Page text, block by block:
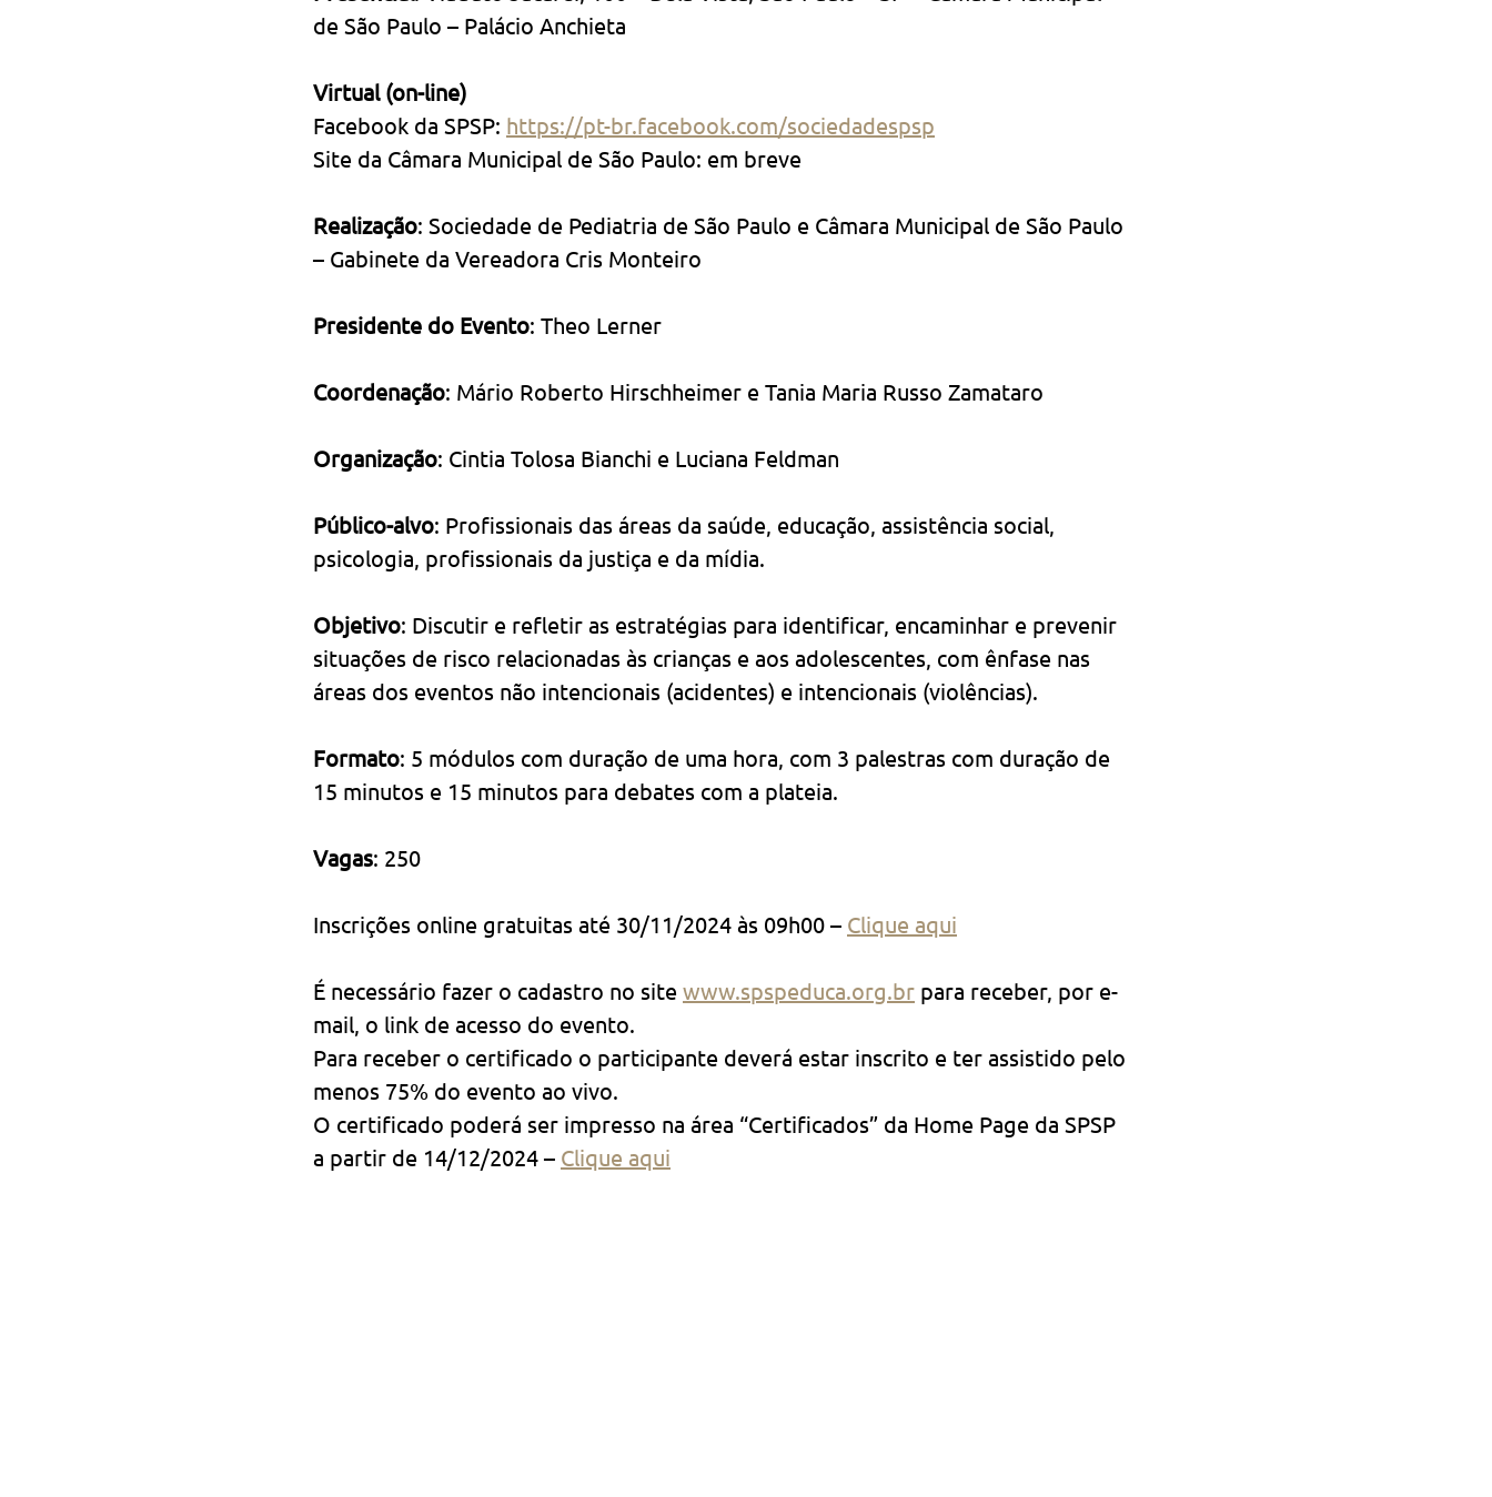
de São Paulo – Palácio Anchieta
Virtual (on-line)
Facebook da SPSP: https://pt-br.facebook.com/sociedadespsp
Site da Câmara Municipal de São Paulo: em breve
Realização: Sociedade de Pediatria de São Paulo e Câmara Municipal de São Paulo
– Gabinete da Vereadora Cris Monteiro
Presidente do Evento: Theo Lerner
Coordenação: Mário Roberto Hirschheimer e Tania Maria Russo Zamataro
Organização: Cintia Tolosa Bianchi e Luciana Feldman
Público-alvo: Profissionais das áreas da saúde, educação, assistência social,
psicologia, profissionais da justiça e da mídia.
Objetivo: Discutir e refletir as estratégias para identificar, encaminhar e prevenir
situações de risco relacionadas às crianças e aos adolescentes, com ênfase nas
áreas dos eventos não intencionais (acidentes) e intencionais (violências).
Formato: 5 módulos com duração de uma hora, com 3 palestras com duração de
15 minutos e 15 minutos para debates com a plateia.
Vagas: 250
Inscrições online gratuitas até 30/11/2024 às 09h00 – Clique aqui
É necessário fazer o cadastro no site www.spspeduca.org.br para receber, por e-
mail, o link de acesso do evento.
Para receber o certificado o participante deverá estar inscrito e ter assistido pelo
menos 75% do evento ao vivo.
O certificado poderá ser impresso na área “Certificados” da Home Page da SPSP
a partir de 14/12/2024 – Clique aqui